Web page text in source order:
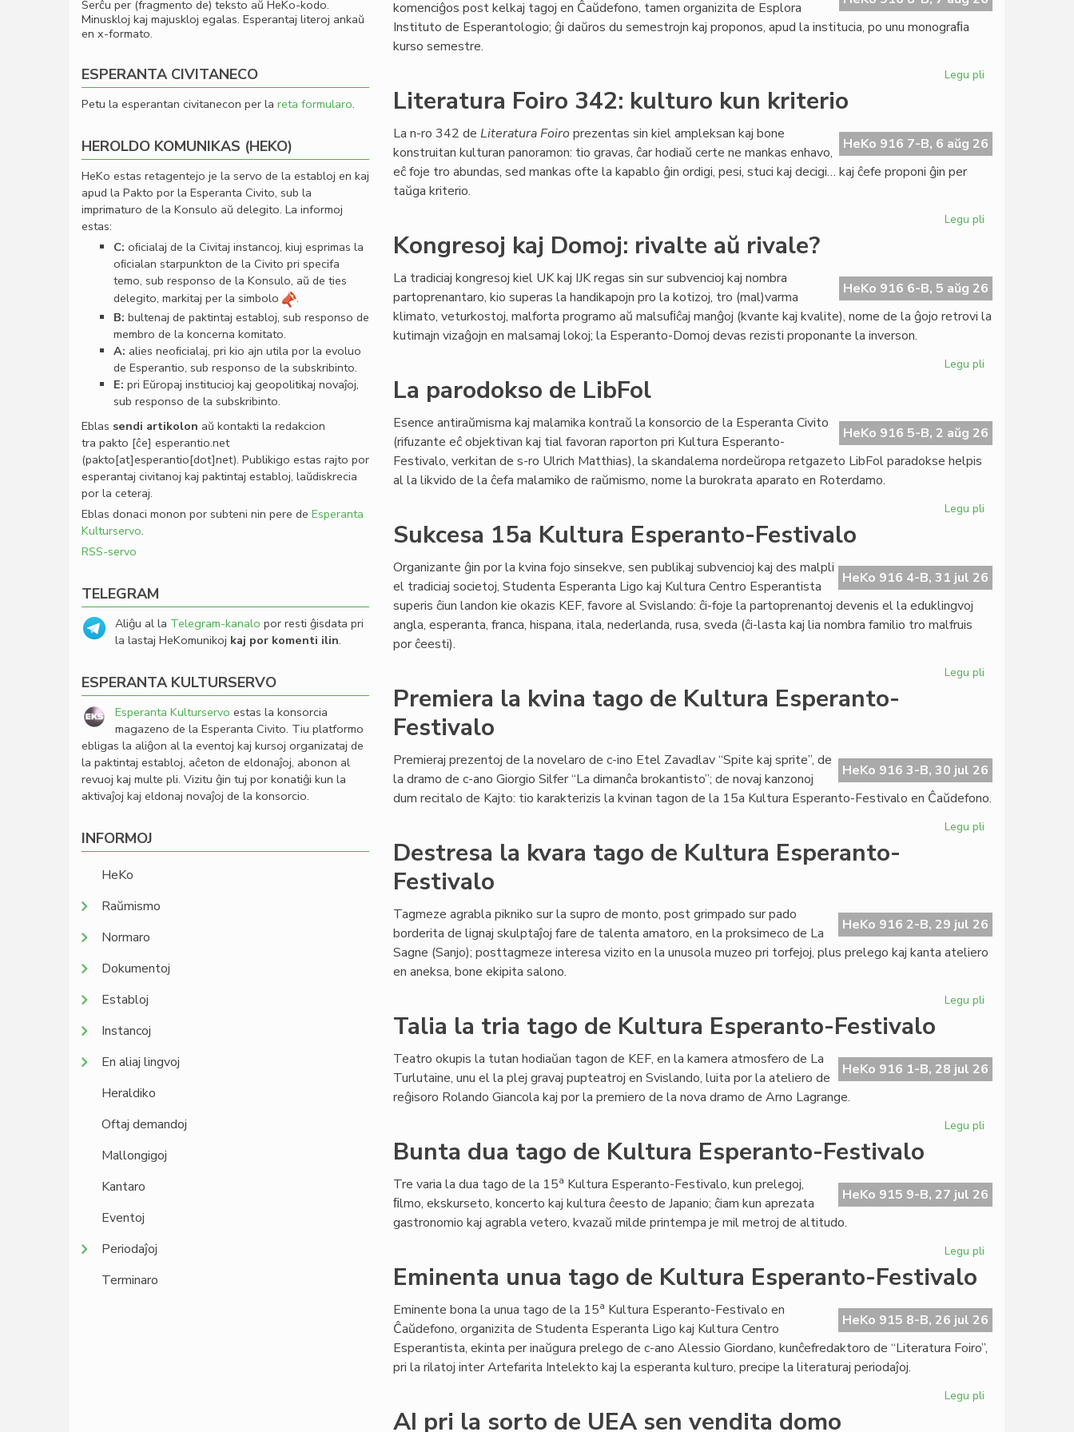
komenciĝos post kelkaj tagoj en Ĉaŭdefono, tamen organizita de Esplora
Instituto de Esperantologio; ĝi daŭros du semestrojn kaj proponos, apud la institucia, po unu monograﬁa
kurso semestre.
Legu pli
programo
de
Literatura Foiro 342: kulturo kun kriterio
HeKo 916 7-B, 6 aŭg 26
La n-ro 342 de Literatura Foiroprezentas sin kiel ampleksan kaj bone
konstruitan kulturan panoramon: tio gravas, ĉar hodiaŭ certe ne mankas enhavo,
eĉ foje tro abundas, sed mankas ofte la kapablo ĝin ordigi, pesi, stuci kaj decigi… kaj ĉefe proponi ĝin per
taŭga kriterio.
Legu pli
kulturo
kun
kriterio
Kongresoj kaj Domoj: rivalte aŭ rivale?
HeKo 916 6-B, 5 aŭg 26
La tradiciaj kongresoj kiel UK kaj IJK regas sin sur subvencioj kaj nombra
partoprenantaro, kio superas la handikapojn pro la kotizoj, tro (mal)varma
klimato, veturkostoj, malforta programo aŭ malsuﬁĉaj manĝoj (kvante kaj kvalite), nome de la ĝojo retrovi la
kutimajn vizaĝojn en malsamaj lokoj; la Esperanto-Domoj devas rezisti proponante la inverson.
Legu pli
rivalte
aŭ
La parodokso de LibFol
HeKo 916 5-B, 2 aŭg 26
Esence antiraŭmisma kaj malamika kontraŭ la konsorcio de la Esperanta Civito
(rifuzante eĉ objektivan kaj tial favoran raporton pri Kultura Esperanto-
Festivalo, verkitan de s-ro Ulrich Matthias), la skandalema nordeŭropa retgazeto LibFol paradokse helpis
al la likvido de la ĉefa malamiko de raŭmismo, nome la burokrata aparato en Roterdamo.
Legu pli
LibFol
Sukcesa 15a Kultura Esperanto-Festivalo
HeKo 916 4-B, 31 jul 26
Organizante ĝin por la kvina fojo sinsekve, sen publikaj subvencioj kaj des malpli
el tradiciaj societoj, Studenta Esperanta Ligo kaj Kultura Centro Esperantista
superis ĉiun landon kie okazis KEF, favore al Svislando: ĉi-foje la partoprenantoj devenis el la eduklingvoj
angla, esperanta, franca, hispana, itala, nederlanda, rusa, sveda (ĉi-lasta kaj lia nombra familio tro malfruis
por ĉeesti).
Legu pli
Festivalo
Premiera la kvina tago de Kultura Esperanto-
Festivalo
HeKo 916 3-B, 30 jul 26
Premieraj prezentoj de la novelaro de c-ino Etel Zavadlav “Spite kaj sprite”, de
la dramo de c-ano Giorgio Silfer “La dimanĉa brokantisto”; de novaj kanzonoj
dum recitalo de Kajto: tio karakterizis la kvinan tagon de la 15a Kultura Esperanto-Festivalo en Ĉaŭdefono.
Legu pli
de
Kultura
Festivalo
Destresa la kvara tago de Kultura Esperanto-
Festivalo
HeKo 916 2-B, 29 jul 26
Tagmeze agrabla pikniko sur la supro de monto, post grimpado sur pado
borderita de lignaj skulptaĵoj fare de talenta amatoro, en la proksimeco de La
Sagne (Sanjo); posttagmeze interesa vizito en la unusola muzeo pri torfejoj, plus prelego kaj kanta ateliero
en aneksa, bone ekipita salono.
Legu pli
tago
de
Talia la tria tago de Kultura Esperanto-Festivalo
HeKo 916 1-B, 28 jul 26
Teatro okupis la tutan hodiaŭan tagon de KEF, en la kamera atmosfero de La
Turlutaine, unu el la plej gravaj pupteatroj en Svislando, luita por la ateliero de
reĝisoro Rolando Giancola kaj por la premiero de la nova dramo de Arno Lagrange.
Legu pli
tago
de
Bunta dua tago de Kultura Esperanto-Festivalo
HeKo 915 9-B, 27 jul 26
Tre varia la dua tago de la 15a Kultura Esperanto-Festivalo, kun prelegoj,
ﬁlmo, ekskurseto, koncerto kaj kultura ĉeesto de Japanio; ĉiam kun aprezata
gastronomio kaj agrabla vetero, kvazaŭ milde printempa je mil metroj de altitudo.
Legu pli
de
Kultura
Esperanto-
Eminenta unua tago de Kultura Esperanto-Festivalo
HeKo 915 8-B, 26 jul 26
Eminente bona la unua tago de la 15a Kultura Esperanto-Festivalo en
Ĉaŭdefono, organizita de Studenta Esperanta Ligo kaj Kultura Centro
Esperantista, ekinta per inaŭgura prelego de c-ano Alessio Giordano, kunĉefredaktoro de “Literatura Foiro”,
pri la rilatoj inter Artefarita Intelekto kaj la esperanta kulturo, precipe la literaturaj periodaĵoj.
Legu pli
AI pri la sorto de UEA sen vendita domo
Serĉu per (fragmento de) teksto aŭ HeKo-kodo.
Minuskloj kaj majuskloj egalas. Esperantaj literoj ankaŭ
en x-formato.
ESPERANTA CIVITANECO
Petu la esperantan civitanecon per la reta formularo.
HEROLDO KOMUNIKAS (HEKO)
HeKo estas retagentejo je la servo de la establoj en kaj
apud la Pakto por la Esperanta Civito, sub la
imprimaturo de la Konsulo aŭ delegito. La informoj
estas:
C: oﬁcialaj de la Civitaj instancoj, kiuj esprimas la
oﬁcialan starpunkton de la Civito pri specifa
temo, sub responso de la Konsulo, aŭ de ties
delegito, markitaj per la simbolo
.
B: bultenaj de paktintaj establoj, sub responso de
membro de la koncerna komitato.
A: alies neoﬁcialaj, pri kio ajn utila por la evoluo
de Esperantio, sub responso de la subskribinto.
E: pri Eŭropaj institucioj kaj geopolitikaj novaĵoj,
sub responso de la subskribinto.
Eblas sendi artikolon aŭ kontakti la redakcion
tra pakto [ĉe] esperantio.net
(pakto[at]esperantio[dot]net). Publikigo estas rajto por
esperantaj civitanoj kaj paktintaj establoj, laŭdiskrecia
por la ceteraj.
Eblas donaci monon por subteni nin pere de Esperanta
Kulturservo.
RSS-servo
TELEGRAM
Aliĝu al la Telegram-kanalo por resti ĝisdata pri
la lastaj HeKomunikoj kaj por komenti ilin.
ESPERANTA KULTURSERVO
Esperanta Kulturservo estas la konsorcia
magazeno de la Esperanta Civito. Tiu platformo
ebligas la aliĝon al la eventoj kaj kursoj organizataj de
la paktintaj establoj, aĉeton de eldonaĵoj, abonon al
revuoj kaj multe pli. Vizitu ĝin tuj por konatiĝi kun la
aktivaĵoj kaj eldonaj novaĵoj de la konsorcio.
INFORMOJ
HeKo
Raŭmismo
Normaro
Dokumentoj
Establoj
Instancoj
En aliaj lingvoj
Heraldiko
Oftaj demandoj
Mallongigoj
Kantaro
Eventoj
Periodaĵoj
Terminaro